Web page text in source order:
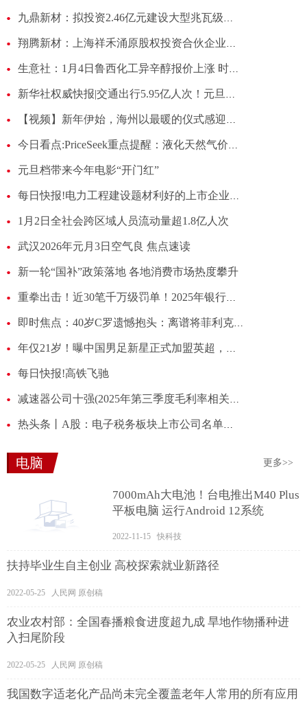
元旦档带来今年电影“开门红”
1月2日全社会跨区域人员流动量超1.8亿人次
武汉2026年元月3日空气良 焦点速读
新一轮“国补”政策落地 各地消费市场热度攀升
每日快报!高铁飞驰
电脑 更多>>
7000mAh大电池！台电推出M40 Plus
平板电脑 运行Android 12系统
2022-11-15 快科技
扶持毕业生自主创业 高校探索就业新路径
2022-05-25 人民网 原创稿
农业农村部：全国春播粮食进度超九成 旱地作物播种进
入扫尾阶段
2022-05-25 人民网 原创稿
我国数字适老化产品尚未完全覆盖老年人常用的所有应用